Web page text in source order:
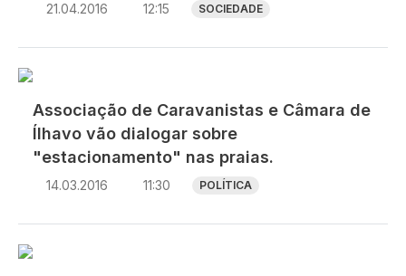
21.04.2016 12:15 SOCIEDADE
Associação de Caravanistas e Câmara de
Ílhavo vão dialogar sobre
"estacionamento" nas praias.
14.03.2016 11:30 POLÍTICA